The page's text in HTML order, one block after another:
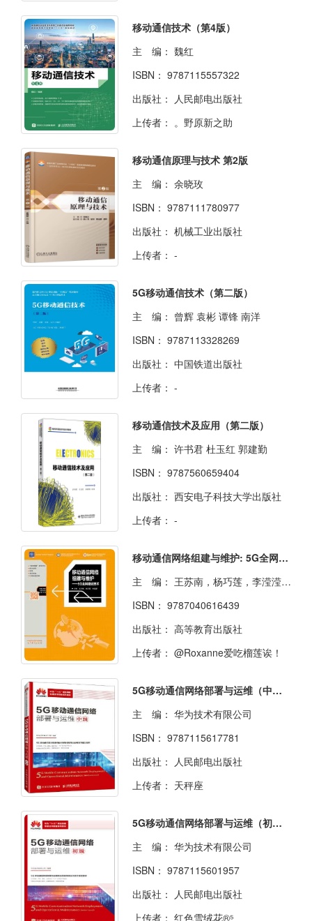
移动通信技术（第4版）
主 编： 魏红
ISBN： 9787115557322
出版社： 人民邮电出版社
上传者： 。野原新之助
移动通信原理与技术 第2版
主 编： 余晓玫
ISBN： 9787111780977
出版社： 机械工业出版社
上传者： -
5G移动通信技术（第二版）
主 编： 曾辉 袁彬 谭锋 南洋
ISBN： 9787113328269
出版社： 中国铁道出版社
上传者： -
移动通信技术及应用（第二版）
主 编： 许书君 杜玉红 郭建勤
ISBN： 9787560659404
出版社： 西安电子科技大学出版社
上传者： -
移动通信网络组建与维护: 5G全网建设技术
主 编： 王苏南，杨巧莲，李滢滢主编
ISBN： 9787040616439
出版社： 高等教育出版社
上传者： @Roxanne爱吃榴莲诶！
5G移动通信网络部署与运维（中级）
主 编： 华为技术有限公司
ISBN： 9787115617781
出版社： 人民邮电出版社
上传者： 天秤座
5G移动通信网络部署与运维（初级）
主 编： 华为技术有限公司
ISBN： 9787115601957
出版社： 人民邮电出版社
上传者： 红色雪绒花®⁵